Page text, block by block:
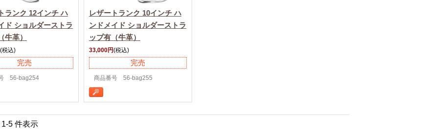
ランク 12インチ ハ
ド ショルダーストラ
牛革）
(税込)
完売
56-bag254
レザートランク 10インチ ハ
ンドメイド ショルダーストラ
ップ有（牛革）
33,000円(税込)
完売
商品番号 56-bag255
1-5 件表示